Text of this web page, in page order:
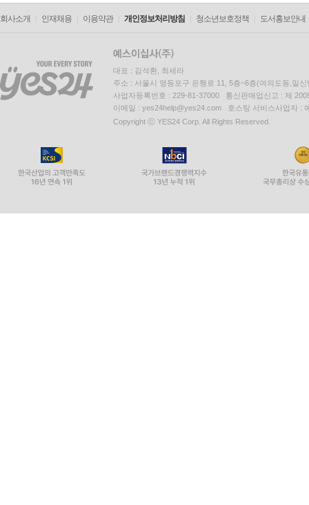
회사소개 인재채용 이용약관 개인정보처리방침 청소년보호정책 도서홍보안내
대표 : 김석환, 최세라
주소 : 서울시 영등포구 은행로 11, 5층~6층(여의도동,일신
사업자등록번호 : 229-81-37000 통신판매업신고 : 제
이메일 : yes24help@yes24.com 호스팅 서비스사업자 :
Copyright ⓒ YES24 Corp. All Rights Reserved.